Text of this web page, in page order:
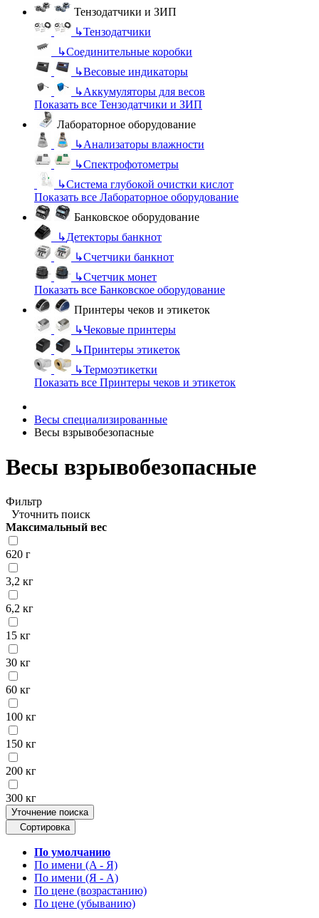
Тензодатчики и ЗИП
↳Тензодатчики
↳Соединительные коробки
↳Весовые индикаторы
↳Аккумуляторы для весов
Показать все Тензодатчики и ЗИП
Лабораторное оборудование
↳Анализаторы влажности
↳Спектрофотометры
↳Система глубокой очистки кислот
Показать все Лабораторное оборудование
Банковское оборудование
↳Детекторы банкнот
↳Счетчики банкнот
↳Счетчик монет
Показать все Банковское оборудование
Принтеры чеков и этикеток
↳Чековые принтеры
↳Принтеры этикеток
↳Термоэтикетки
Показать все Принтеры чеков и этикеток
Весы специализированные
Весы взрывобезопасные
Весы взрывобезопасные
Фильтр
Уточнить поиск
Максимальный вес
620 г
3,2 кг
6,2 кг
15 кг
30 кг
60 кг
100 кг
150 кг
200 кг
300 кг
Уточнение поиска
Сортировка
По умолчанию
По имени (A - Я)
По имени (Я - A)
По цене (возрастанию)
По цене (убыванию)